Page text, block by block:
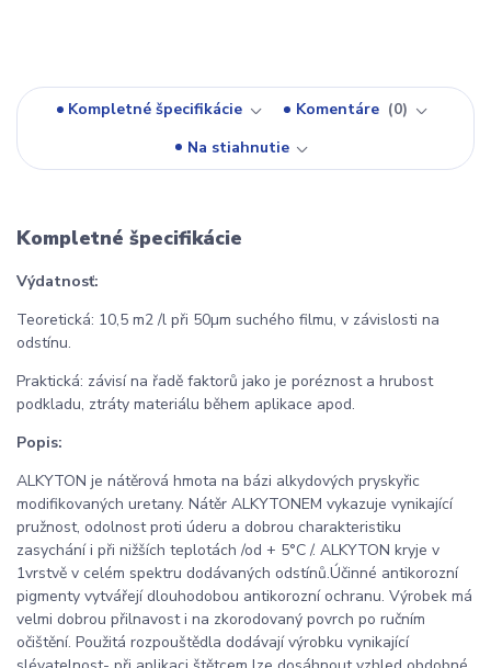
Kompletné špecifikácie Komentáre
0
Na stiahnutie
Kompletné špecifikácie
Výdatnosť:
Teoretická: 10,5 m2 /l při 50µm suchého filmu, v závislosti na
odstínu.
Praktická: závisí na řadě faktorů jako je poréznost a hrubost
podkladu, ztráty materiálu během aplikace apod.
Popis:
ALKYTON je nátěrová hmota na bázi alkydových pryskyřic
modifikovaných uretany. Nátěr ALKYTONEM vykazuje vynikající
pružnost, odolnost proti úderu a dobrou charakteristiku
zasychání i při nižších teplotách /od + 5°C /. ALKYTON kryje v
1vrstvě v celém spektru dodávaných odstínů.Účinné antikorozní
pigmenty vytvářejí dlouhodobou antikorozní ochranu. Výrobek má
velmi dobrou přilnavost i na zkorodovaný povrch po ručním
očištění. Použitá rozpouštědla dodávají výrobku vynikající